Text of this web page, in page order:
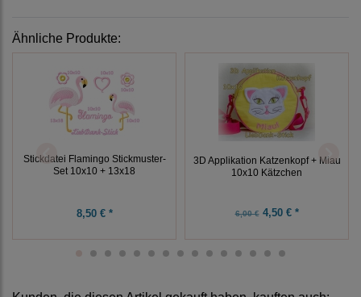
Ähnliche Produkte:
Stickdatei Flamingo Stickmuster-
Set 10x10 + 13x18
8,50 € *
3D Applikation Katzenkopf + Miau
10x10 Kätzchen
6,00 €4,50 € *